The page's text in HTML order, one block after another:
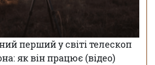
перший у світі телескоп
як він працює (відео)